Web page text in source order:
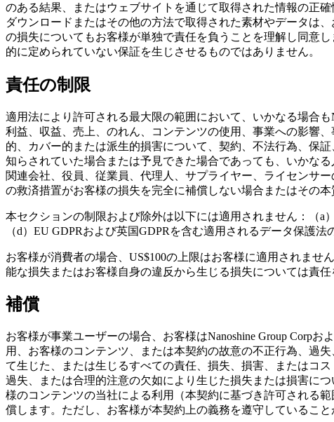
のある結果、またはウェブサイトを通じて取得された情報の正
ダウンロードまたはその他の方法で取得された素材やデータは
の損失についてもお客様が単独で責任を負うことを理解し同意
的に定められていない保証を生じさせるものではありません。
責任の制限
適用法により許可される最大限の範囲において、いかなる場合
利益、収益、売上、のれん、コンテンツの使用、事業への影響
的、カバー的または派生的損害について、契約、不法行為、保
知らされていた場合または予見できた場合であっても、いかな
関連会社、役員、従業員、代理人、サプライヤー、ライセンサ
の救済措置がお客様の損失を完全に補償しない場合またはその
本セクションの制限および除外は以下には適用されません：（a
（d）EU GDPRおよび英国GDPRを含む適用されるデータ保護
お客様が消費者の場合、US$100の上限はお客様に適用されま
能な損失またはお客様自身の違反から生じる損失については責任
補償
お客様が事業ユーザーの場合、お客様はNanoshine Group Corp
用、お客様のコンテンツ、または本契約の故意の不正行為、過
て生じた、または生じるすべての責任、損失、損害、またはコ
過失、または合理的注意の欠如により生じた損失または損害に
様のコンテンツの当社による利用（本契約に基づき許可される
償します。ただし、お客様が本契約上の義務を遵守していること